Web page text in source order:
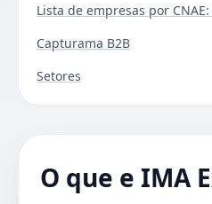
Lista de empresas por
Capturama B2B
Setores
O que e IMA